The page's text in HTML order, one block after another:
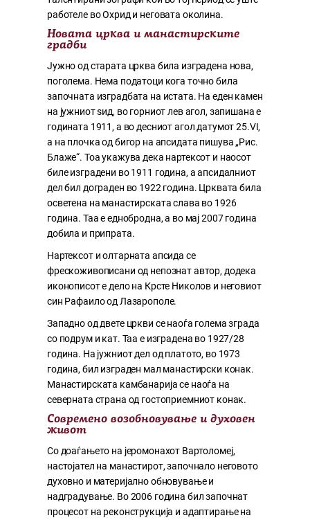
работеле во Охрид и неговата околина.
Новата црква и манастирските
градби
Јужно од старата црква била изградена нова,
поголема. Нема податоци кога точно била
започната изградбата на истата. На еден камен
на јужниот ѕид, во горниот лев агол, запишана е
годината 1911, а во десниот агол датумот 25.VI,
а на плочка од бигор на апсидата пишува „Рис.
Блаже“. Тоа укажува дека нартексот и наосот
биле изградени во 1911 година, а апсидалниот
дел бил дограден во 1922 година. Црквата била
осветена на манастирската слава во 1926
година. Таа е еднобродна, а во мај 2007 година
добила и припрата.
Нартексот и олтарната апсида се
фрескоживописани од непознат автор, додека
иконописот е дело на Крсте Николов и неговиот
син Рафаило од Лазарополе.
Западно од двете цркви се наоѓа голема зграда
со подрум и кат. Таа е изградена во 1927/28
година. На јужниот дел од платото, во 1973
година, бил изграден мал манастирски конак.
Манастирската камбанарија се наоѓа на
северната страна од гостоприемниот конак.
Современо возобновување и духовен
живот
Со доаѓањето на јеромонахот Вартоломеј,
настојател на манастирот, започнало неговото
духовно и материјално обновување и
надградување. Во 2006 година бил започнат
процесот на реконструкција и адаптирање на